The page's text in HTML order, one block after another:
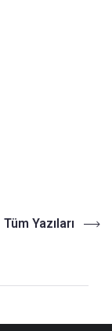
Tüm Yazıları